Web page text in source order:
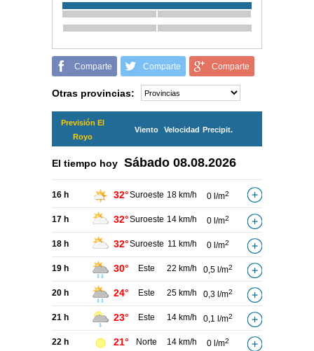
Comparte Comparte Comparte
Otras provincias:
Previsión El
Royo
Viento Velocidad Precipit.
El tiempo hoy Sábado 08.08.2026
16 h 32°Suroeste 18 km/h 0 l/m2
17 h 32°Suroeste 14 km/h 0 l/m2
18 h 32°Suroeste 11 km/h 0 l/m2
19 h 30° Este 22 km/h 0,5 l/m2
20 h 24° Este 25 km/h 0,3 l/m2
21 h 23° Este 14 km/h 0,1 l/m2
22 h 21° Norte 14 km/h 0 l/m2